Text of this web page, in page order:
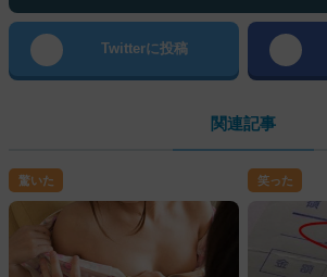
Twitterに投稿
関連記事
驚いた 笑った